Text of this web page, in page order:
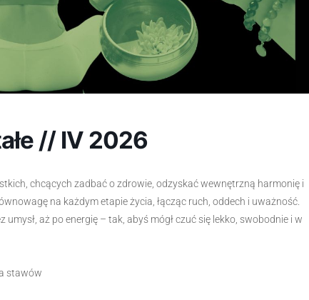
// IV 2026
chcących zadbać o zdrowie, odzyskać wewnętrzną harmonię i
na każdym etapie życia, łącząc ruch, oddech i uważność.
aż po energię – tak, abyś mógł czuć się lekko, swobodnie i w
stawów